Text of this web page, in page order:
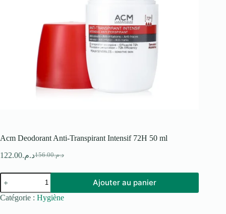
Acm Deodorant Anti-Transpirant Intensif 72H 50 ml
د.م.156.00
Le
était :
د.م.156.00.
د.م.122.00
Le
د.م.122.00.
quantité
de
Acm
Deodorant
Ajouter au panier
Catégorie : Hygiène